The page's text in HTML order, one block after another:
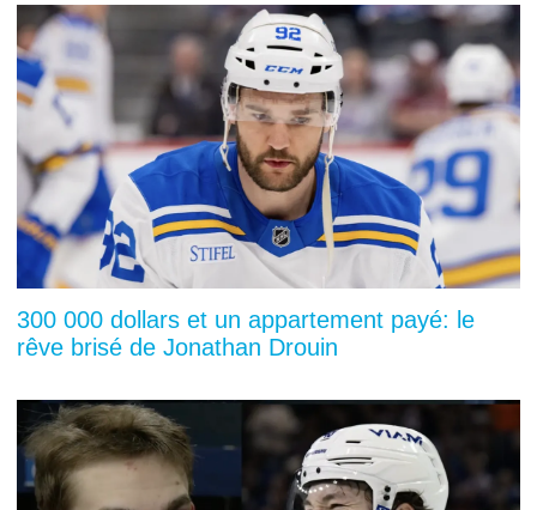
300 000 dollars et un appartement payé: le
rêve brisé de Jonathan Drouin